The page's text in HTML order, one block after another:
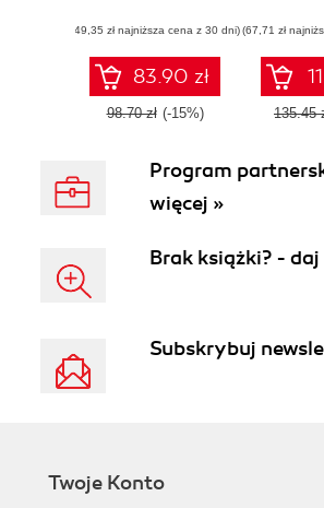
(49,35 zł najniższa cena z 30 dni)
83.90 zł
98.70 zł (-15%)
(67,71 zł
135.45
Program
więcej »
Brak książki? -
Subskrybuj
Twoje Konto